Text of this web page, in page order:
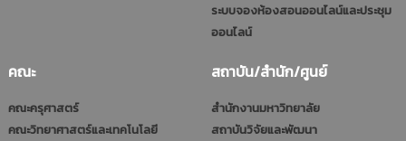
ระบบจองห้องสอนออนไลน์และประชุม
ออนไลน์
คณะ
คณะครุศาสตร์
คณะวิทยาศาสตร์และเทคโนโลยี
สถาบัน/สำนัก/ศูนย์
สำนักงานมหาวิทยาลัย
สถาบันวิจัยและพัฒนา